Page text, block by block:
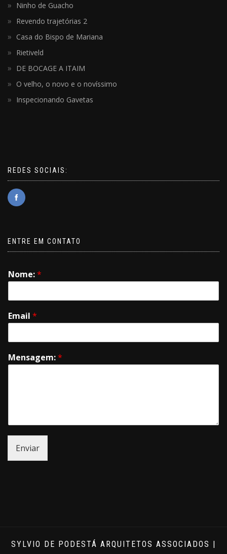
Ninho de Guacho
Revendo trajetórias 2
Casa do Bispo de Mariana
Rietiveld
DE BOCAGE A ITAIM
O velho, o novo e o novíssimo
Inspecionando Gavetas
REDES SOCIAIS:
ENTRE EM CONTATO
Nome:*
Email *
Mensagem:*
Enviar
SYLVIO DE PODESTÁ ARQUITETOS ASSOCIADOS |